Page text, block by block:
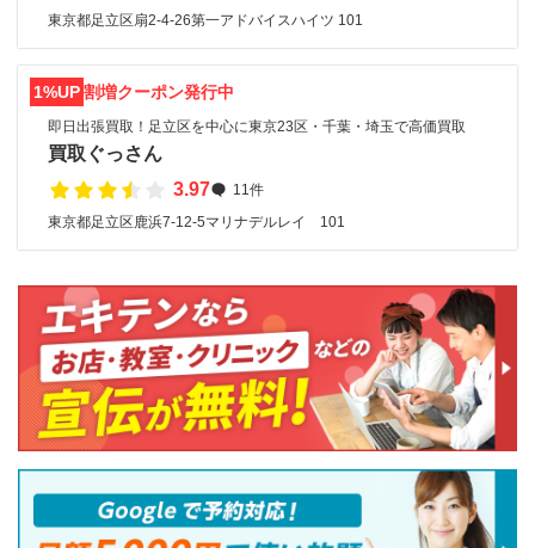
東京都足立区扇2-4-26第一アドバイスハイツ 101
1%UP割増クーポン発行中
即日出張買取！足立区を中心に東京23区・千葉・埼玉で高価買取
買取ぐっさん
3.97
11件
東京都足立区鹿浜7-12-5マリナデルレイ 101